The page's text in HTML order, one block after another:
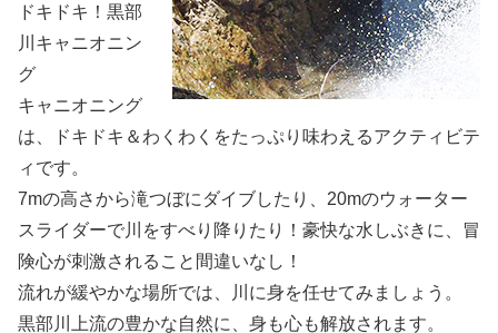
ドキドキ！黒部
川キャニオニン
グ
キャニオニング
は、ドキドキ＆わくわくをたっぷり味わえるアクティビテ
ィです。
7mの高さから滝つぼにダイブしたり、20mのウォーター
スライダーで川をすべり降りたり！豪快な水しぶきに、冒
険心が刺激されること間違いなし！
流れが緩やかな場所では、川に身を任せてみましょう。
黒部川上流の豊かな自然に、身も心も解放されます。